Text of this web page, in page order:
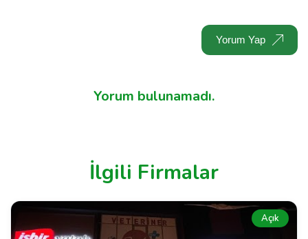
Yorum Yap
Yorum bulunamadı.
İlgili Firmalar
Açık